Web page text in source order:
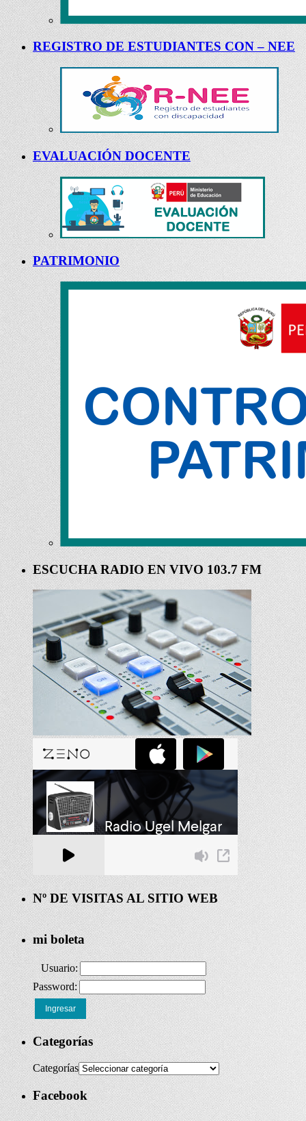
REGISTRO DE ESTUDIANTES CON – NEE
EVALUACIÓN DOCENTE
PATRIMONIO
ESCUCHA RADIO EN VIVO 103.7 FM
Nº DE VISITAS AL SITIO WEB
mi boleta
Usuario:
Password:
Ingresar
Categorías
Categorías
Facebook